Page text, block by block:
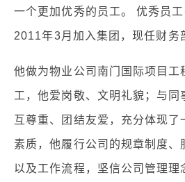
一个更加优秀的员工。 优秀员工
2011年3月加入集团，现任财务
他做为物业公司南门国际项目工
工，他爱岗敬、文明礼貌；与同
互尊重、团结友爱，充分体现了
素质，他履行公司的规章制度、
以及工作流程，坚信公司管理理